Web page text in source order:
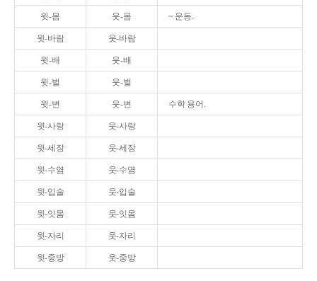
윗-몸 웃-몸 ~ 운동.
윗-바람 웃-바람
윗-배 웃-배
윗-벌 웃-벌
윗-변 웃-변 수학 용어.
윗-사랑 웃-사랑
윗-세장 웃-세장
윗-수염 웃-수염
윗-입술 웃-입술
윗-잇몸 웃-잇몸
윗-자리 웃-자리
윗-중방 웃-중방